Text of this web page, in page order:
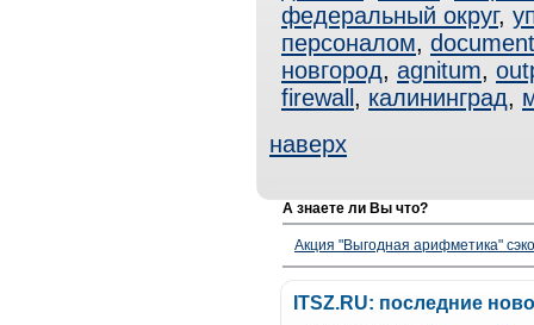
федеральный округ,
персоналом,
новгород, agnitum,
firewall , калининград,
наверх
А знаете ли Вы что?
Акция "Выгодная арифметика"
ITSZ.RU: последние